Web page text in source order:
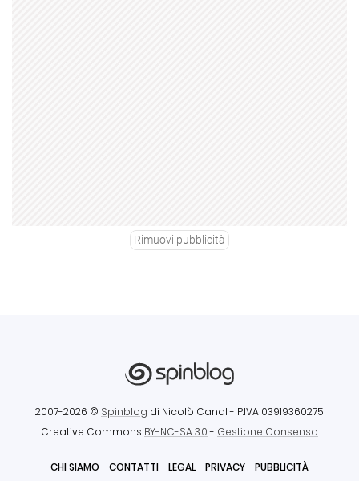
Rimuovi pubblicità
2007-2026 © Spinblog di Nicolò Canal - P.IVA 03919360275
Creative Commons BY-NC-SA 3.0- Gestione Consenso
CHI SIAMO CONTATTI LEGAL PRIVACY PUBBLICITÀ